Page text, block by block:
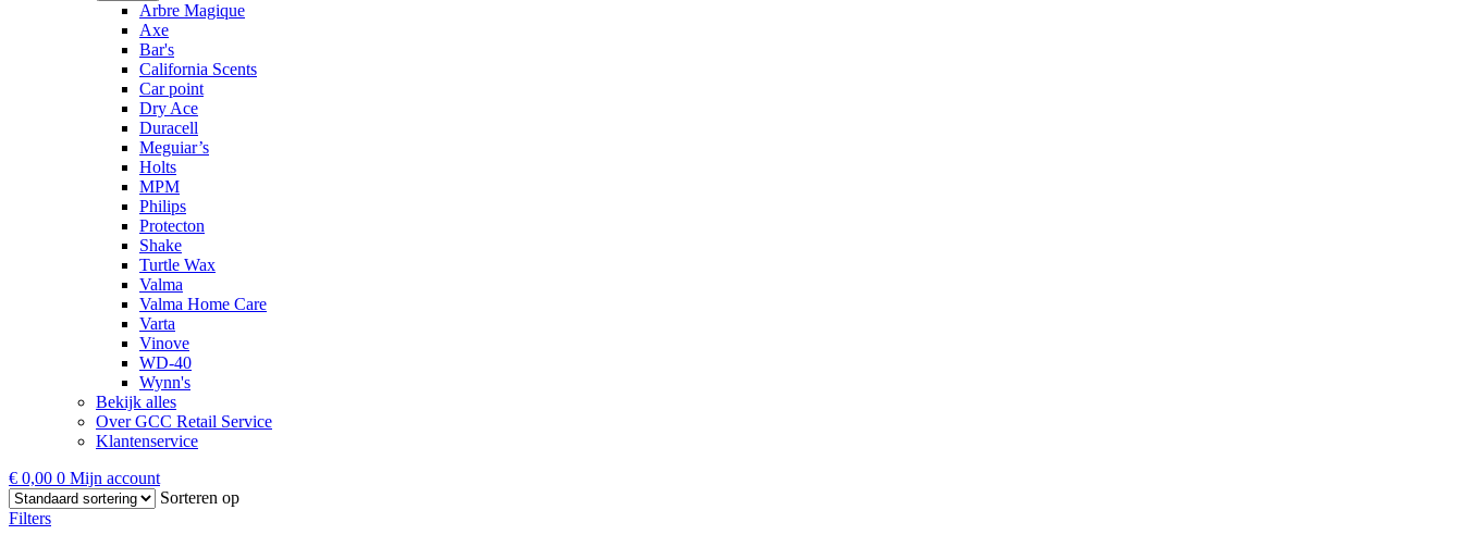
Arbre Magique
Axe
Bar's
California Scents
Car point
Dry Ace
Duracell
Meguiar’s
Holts
MPM
Philips
Protecton
Shake
Turtle Wax
Valma
Valma Home Care
Varta
Vinove
WD-40
Wynn's
Bekijk alles
Over GCC Retail Service
Klantenservice
€ 0,00 0 Mijn account
Sorteren op
Filters